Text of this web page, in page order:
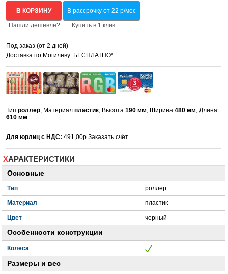
В КОРЗИНУ В рассрочку от 22 р/мес
Нашли дешевле? Купить в 1 клик
Под заказ (от 2 дней)
Доставка по Могилёву: БЕСПЛАТНО*
Типроллер, Материалпластик, Высота190 мм, Ширина480 мм, Длина
610 мм
Для юрлиц с НДС: 491,00рЗаказать счёт
ХАРАКТЕРИСТИКИ
Основные
Тип роллер
Материал пластик
Цвет черный
Особенности конструкции
Колеса
Размеры и вес